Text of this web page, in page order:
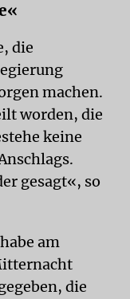
die
machen.
worden, die
keine
gesagt«, so
am
die